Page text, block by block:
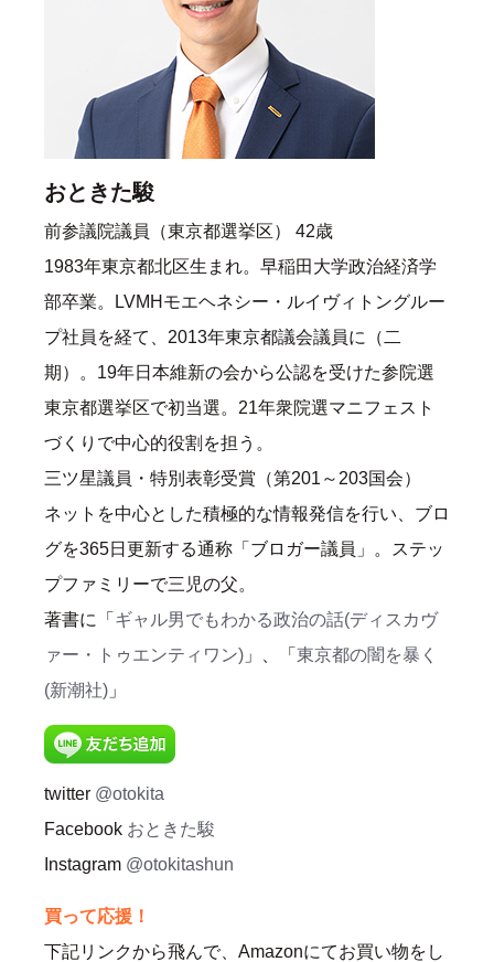
おときた駿
前参議院議員（東京都選挙区） 42歳
1983年東京都北区生まれ。早稲田大学政治経済学
部卒業。LVMHモエヘネシー・ルイヴィトングルー
プ社員を経て、2013年東京都議会議員に（二
期）。19年日本維新の会から公認を受けた参院選
東京都選挙区で初当選。21年衆院選マニフェスト
づくりで中心的役割を担う。
三ツ星議員・特別表彰受賞（第201～203国会）
ネットを中心とした積極的な情報発信を行い、ブロ
グを365日更新する通称「ブロガー議員」。ステッ
プファミリーで三児の父。
著書に「 ギャル男でもわかる政治の話(ディスカヴ
ァー・トゥエンティワン) 」、「 東京都の闇を暴く
(新潮社) 」
twitter @otokita
Facebook おときた駿
Instagram @otokitashun
買って応援！
下記リンクから飛んで、Amazonにてお買い物をし